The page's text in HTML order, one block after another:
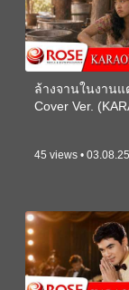
ล้างจานในงานแ
Cover Ver.
45 views •